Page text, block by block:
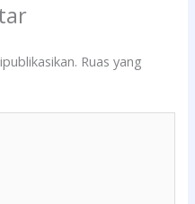
Ruas yang